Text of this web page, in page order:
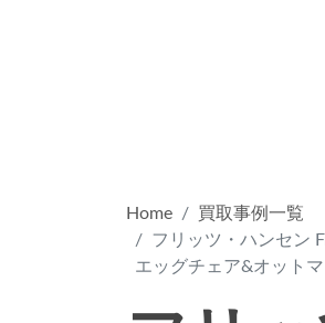
Home
買取事例一覧
フリッツ・ハンセン
エッグチェア&オット